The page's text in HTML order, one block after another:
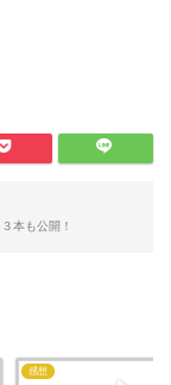
本も公開！
感想